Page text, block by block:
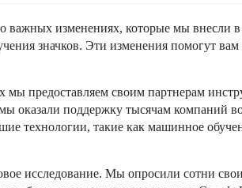
важных изменениях, которые мы внесли
значков. Эти изменения помогут
мы предоставляем своим партнерам
оказали поддержку тысячам компаний
технологии, такие как машинное
исследование. Мы опросили сотни